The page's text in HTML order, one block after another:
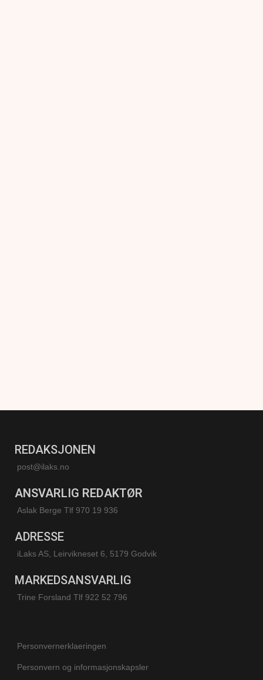
REDAKSJONEN
post@ilaks.no
ANSVARLIG REDAKTØR
Aslak Berge Tlf 970 19 936
ADRESSE
iLaks AS, Leirvikneset 6, 5179 Godvik
MARKEDSANSVARLIG
Trine Forsland Tlf 922 52 796
Personvernerklaeringen
Personvern og informasjonskapsler